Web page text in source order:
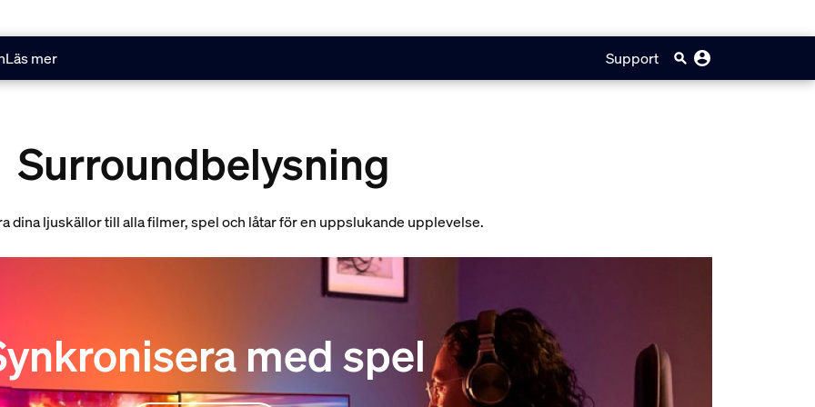
Läs mer Support
Surroundbelysning
dina ljuskällor till alla filmer, spel och låtar för en uppslukande upplevelse.
med spel